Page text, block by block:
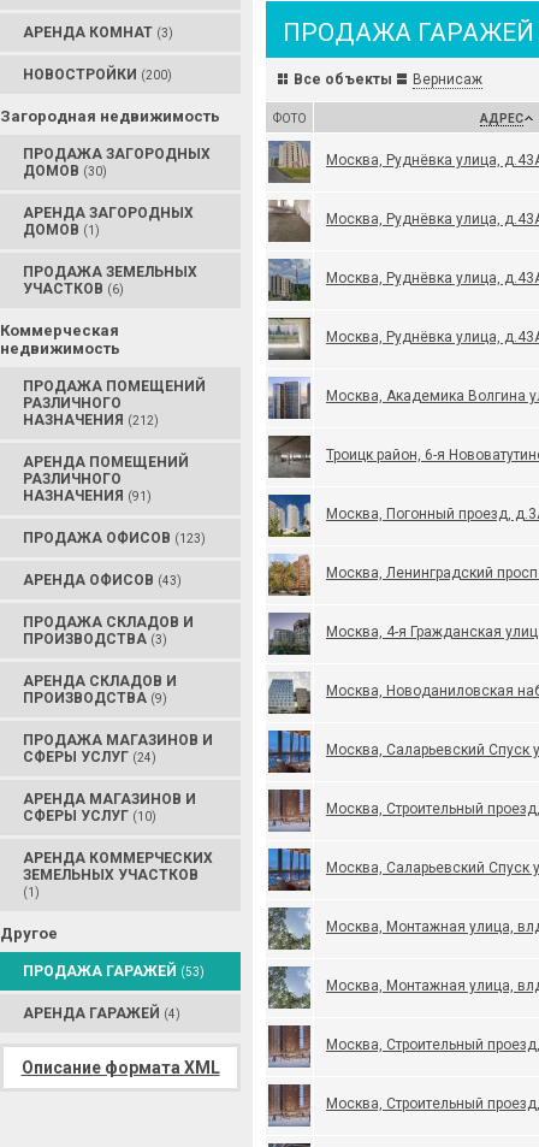
АРЕНДА КОМНАТ (3)
НОВОСТРОЙКИ (200)
Загородная недвижимость
ПРОДАЖА ЗАГОРОДНЫХ
ДОМОВ (30)
АРЕНДА ЗАГОРОДНЫХ
ДОМОВ (1)
ПРОДАЖА ЗЕМЕЛЬНЫХ
УЧАСТКОВ (6)
Коммерческая
недвижимость
ПРОДАЖА ПОМЕЩЕНИЙ
РАЗЛИЧНОГО
НАЗНАЧЕНИЯ (212)
АРЕНДА ПОМЕЩЕНИЙ
РАЗЛИЧНОГО
НАЗНАЧЕНИЯ (91)
ПРОДАЖА ОФИСОВ (123)
АРЕНДА ОФИСОВ (43)
ПРОДАЖА СКЛАДОВ И
ПРОИЗВОДСТВА (3)
АРЕНДА СКЛАДОВ И
ПРОИЗВОДСТВА (9)
ПРОДАЖА МАГАЗИНОВ И
СФЕРЫ УСЛУГ (24)
АРЕНДА МАГАЗИНОВ И
СФЕРЫ УСЛУГ (10)
АРЕНДА КОММЕРЧЕСКИХ
ЗЕМЕЛЬНЫХ УЧАСТКОВ
(1)
Другое
ПРОДАЖА ГАРАЖЕЙ (53)
АРЕНДА ГАРАЖЕЙ (4)
Описание формата XML
ПРОДАЖА ГАРАЖЕЙ
Все объекты Вернисаж
ФОТО АДРЕС
Москва, Руднёвка улица,
Москва, Руднёвка улица,
Москва, Руднёвка улица,
Москва, Руднёвка улица,
Москва, Академика Волгина
Троицк район, 6-я
Москва, Погонный проезд,
Москва, Ленинградский
Москва, 4-я Гражданская
Москва, Новоданиловская
Москва, Саларьевский Спуск
Москва, Строительный
Москва, Саларьевский Спуск
Москва, Монтажная улица,
Москва, Монтажная улица,
Москва, Строительный
Москва, Строительный